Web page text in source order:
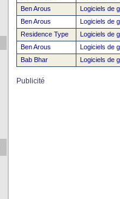
Ben Arous
Logiciels de
Ben Arous
Logiciels de
Residence Type
Logiciels de
Ben Arous
Logiciels de
Bab Bhar
Logiciels de
Publicité